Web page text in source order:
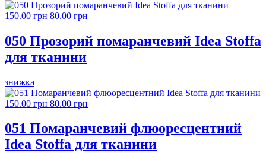
150.00 грн 80.00 грн
050 Прозорий помаранчевий Idea Stoffa
для тканини
знижка
150.00 грн 80.00 грн
051 Помаранчевий флюоресцентний
Idea Stoffa для тканини